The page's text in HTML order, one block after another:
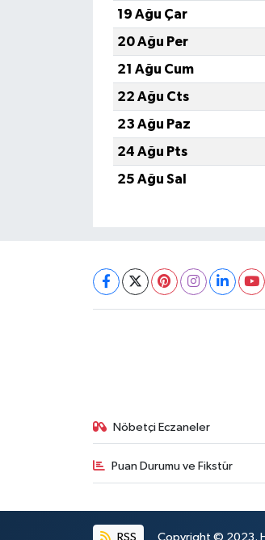
19 Ağu Çar
20 Ağu Per
21 Ağu Cum
22 Ağu Cts
23 Ağu Paz
24 Ağu Pts
25 Ağu Sal
Nöbetçi Eczaneler
Puan Durumu ve Fikstür
RSS Copyright © 2023.
BÖLGEDEN
SEÇİM 2015
HABERDE İNSAN